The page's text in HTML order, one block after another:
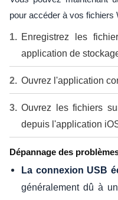
pour accéder à vos fichiers
Enregistrez les
application de
Ouvrez l'application
Ouvrez les fichiers
depuis l'application
Dépannage des
La connexion USB
généralement dû à